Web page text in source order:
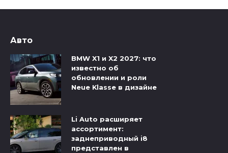
Авто
BMW X1 и X2 2027: что
известно об
обновлении и роли
Neue Klasse в дизайне
Li Auto расширяет
ассортимент:
заднеприводный i8
представлен в